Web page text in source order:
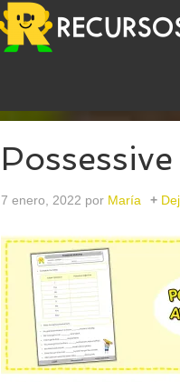
7 enero, 2022 por María